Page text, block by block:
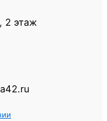
2 этаж